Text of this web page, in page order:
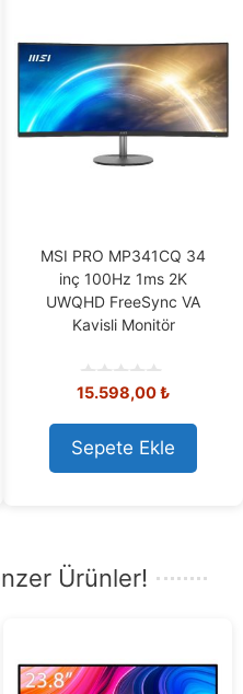
MSI PRO MP341CQ 34
inç 100Hz 1ms 2K
UWQHD FreeSync VA
Kavisli Monitör
0
u
t
o
f
15.598,00₺
Sepete Ekle
Ürünler!